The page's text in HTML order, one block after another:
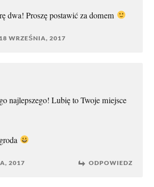
dwa! Proszę postawić za domem
18 WRZEŚNIA, 2017
najlepszego! Lubię to Twoje miejsce
2017 ODPOWIEDZ